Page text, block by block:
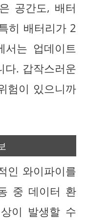
공간도, 배터
히 배터리가 2
서는 업데이트
다. 갑작스러운
험이 있으니까
인 와이파이를
중 데이터 환
이 발생할 수